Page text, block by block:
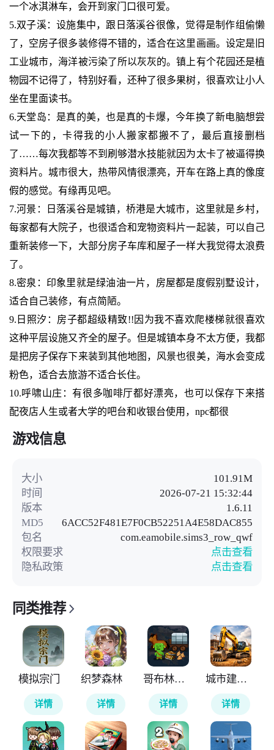
一个冰淇淋车，会开到家门口很可爱。
5.双子溪：设施集中，跟日落溪谷很像，觉得是制作组偷懒
了，空房子很多装修得不错的，适合在这里画画。设定是旧
工业城市，海洋被污染了所以灰灰的。镇上有个花园还是植
物园不记得了，特别好看，还种了很多果树，很喜欢让小人
坐在里面读书。
6.天堂岛：是真的美，也是真的卡爆，今年换了新电脑想尝
试一下的，卡得我的小人搬家都搬不了，最后直接删档
了……每次我都等不到刷够潜水技能就因为太卡了被逼得换
资料片。城市很大，热带风情很漂亮，开车在路上真的像度
假的感觉。有缘再见吧。
7.河景：日落溪谷是城镇，桥港是大城市，这里就是乡村，
每家都有大院子，也很适合和宠物资料片一起装，可以自己
重新装修一下，大部分房子车库和屋子一样大我觉得太浪费
了。
8.密泉：印象里就是绿油油一片，房屋都是度假别墅设计，
适合自己装修，有点简陋。
9.日照汐：房子都超级精致!!因为我不喜欢爬楼梯就很喜欢
这种平层设施又齐全的屋子。但是城镇本身不太方便，我都
是把房子保存下来装到其他地图，风景也很美，海水会变成
粉色，适合去旅游不适合长住。
10.呼啸山庄：有很多咖啡厅都好漂亮，也可以保存下来搭
配夜店人生或者大学的吧台和收银台使用，npc都很
游戏信息
大小
101.91M
时间
2026-07-21 15:32:44
版本
1.6.11
MD5
6ACC52F481E7F0CB52251A4E58DAC855
包名
com.eamobile.sims3_row_qwf
权限要求
点击查看
隐私政策
点击查看
同类推荐
模拟宗门
详情
织梦森林
详情
哥布林的商队
详情
城市建筑模拟26
详情